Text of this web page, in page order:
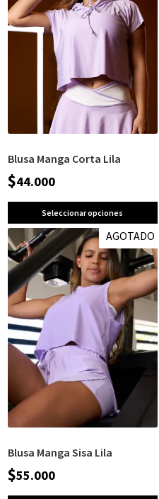
Blusa Manga Corta Lila
$44.000
Seleccionar opciones
AGOTADO
Blusa Manga Sisa Lila
$55.000